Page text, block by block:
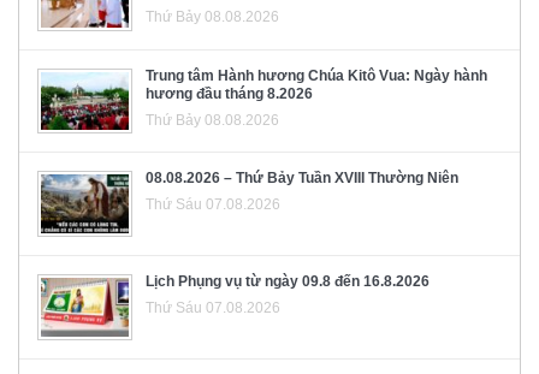
Thứ Bảy 08.08.2026
Trung tâm Hành hương Chúa Kitô Vua: Ngày hành
hương đầu tháng 8.2026
Thứ Bảy 08.08.2026
08.08.2026 – Thứ Bảy Tuần XVIII Thường Niên
Thứ Sáu 07.08.2026
Lịch Phụng vụ từ ngày 09.8 đến 16.8.2026
Thứ Sáu 07.08.2026